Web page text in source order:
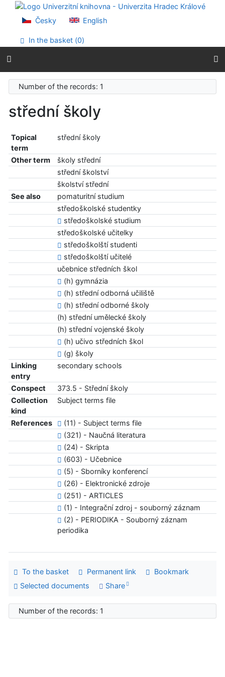
Go to content
Go to menu
Accessibility declaration
Česky English
In the basket (0)
Number of the records: 1
střední školy
Topical
term
střední školy
Other term
školy střední
střední školství
školství střední
See also
pomaturitní studium
středoškolské studentky
středoškolské studium
středoškolské učitelky
středoškolští studenti
středoškolští učitelé
učebnice středních škol
(h) gymnázia
(h) střední odborná učiliště
(h) střední odborné školy
(h) střední umělecké školy
(h) střední vojenské školy
(h) učivo středních škol
(g) školy
Linking
entry
secondary schools
Conspect
373.5 - Střední školy
Collection
kind
Subject terms file
References
(11) - Subject terms file
(321) - Naučná literatura
(24) - Skripta
(603) - Učebnice
(5) - Sborníky konferencí
(26) - Elektronické zdroje
(251) - ARTICLES
(1) - Integrační zdroj - souborný záznam
(2) - PERIODIKA - Souborný záznam
periodika
To the basket Permanent link
Bookmark
Selected documents
Share
Number of the records: 1